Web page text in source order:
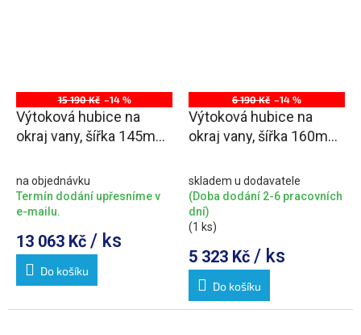
15 190 Kč –14 %
Výtoková hubice na
okraj vany, šířka 145mm,
na objednávku
Termín dodání upřesníme v
e-mailu.
13 063 Kč / ks
Do košíku
6 190 Kč –14 %
Výtoková hubice na
okraj vany, šířka 160mm,
skladem u dodavatele
(Doba dodání 2-6 pracovních
dní)
(1 ks)
5 323 Kč / ks
Do košíku